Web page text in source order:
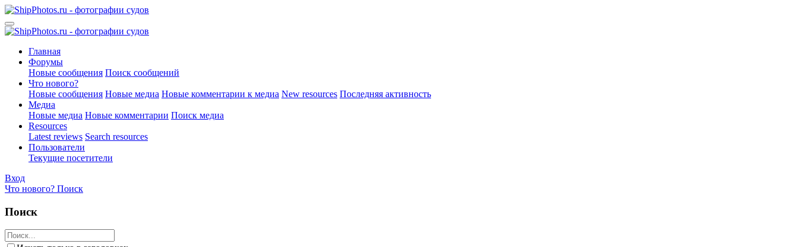
Главная
Форумы
Новые сообщения Поиск сообщений
Что нового?
Новые сообщения Новые медиа Новые комментарии к медиа New resources Последняя активность
Медиа
Новые медиа Новые комментарии Поиск медиа
Resources
Latest reviews Search resources
Пользователи
Текущие посетители
Вход
Что нового? Поиск
Поиск